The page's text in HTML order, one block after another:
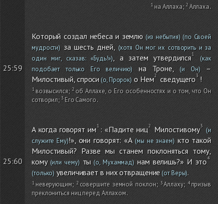
на Аллаха; Аллаха.
25:59
Который создал небеса и землю (из небытия)(по Своей
мудрости) за шесть дней, (хотя Он мог их сотворить и за
один миг, сказав: «Будь!»), а затем утвердился
(как
подобает только Его величию)
на Троне, (и Он)–
Милостивый, спроси(о, Пророк) о Нем сведущего !
возвысился;
об Аллахе, о Его особенностях и о том, что Он
сотворил; Его Самого.
25:60
А когда говорят им : «Падите ниц Милостивому
(и
служите Ему)!», они говорят: «А(мы не знаем)кто такой
Милостивый? Разве мы станем поклоняться тому,
кому(или чему)ты (о, Мухаммад) нам велишь?» И это
(только) увеличивает в них отвращение(от Веры).
неверующим; совершите земной поклон; Аллаху;
призыв
преклониться ниц перед Аллахом.